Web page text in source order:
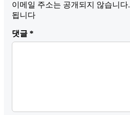
이메일 주소는 공개되지 않습니다.
됩니다
댓글 *